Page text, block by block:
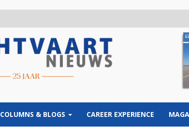
COLUMNS & BLOGS CAREER EXPERIENCE